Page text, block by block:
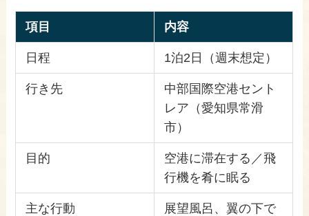
項目 内容
日程 1泊2日（週末想定）
行き先
中部国際空港セント
レア（愛知県常滑
市）
目的
空港に滞在する／飛
行機を肴に眠る
主な行動
展望風呂、翼の下で